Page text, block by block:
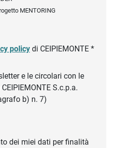
MENTORING
policy di CEIPIEMONTE *
e le circolari con le
S.c.p.a.
b) n. 7)
dei miei dati per finalità